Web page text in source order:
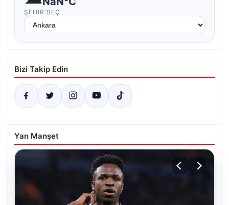
ŞEHIR SEÇ
Bizi Takip Edin
Yan Manşet